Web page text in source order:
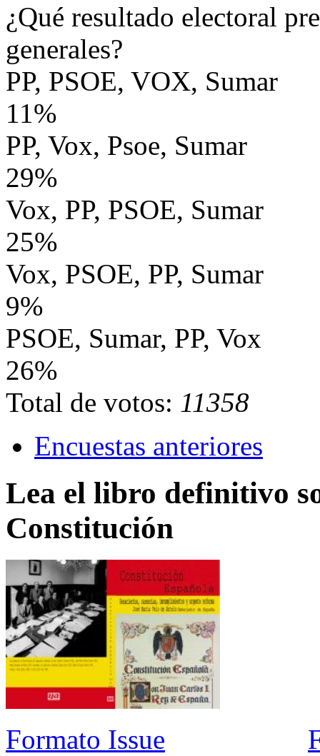
¿Qué resultado electoral
generales?
PP, PSOE, VOX, Sumar
11%
PP, Vox, Psoe, Sumar
29%
Vox, PP, PSOE, Sumar
25%
Vox, PSOE, PP, Sumar
9%
PSOE, Sumar, PP, Vox
26%
Total de votos: 11358
Encuestas anteriores
Lea el libro definitivo
Constitución
Formato Issue